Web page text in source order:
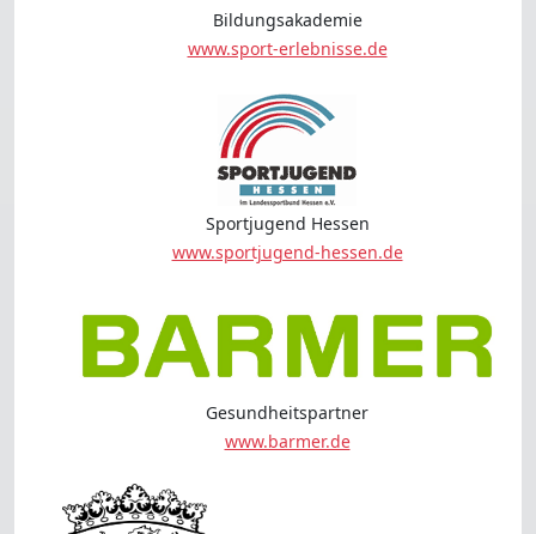
Bildungsakademie
www.sport-erlebnisse.de
Sportjugend Hessen
www.sportjugend-hessen.de
Gesundheitspartner
www.barmer.de